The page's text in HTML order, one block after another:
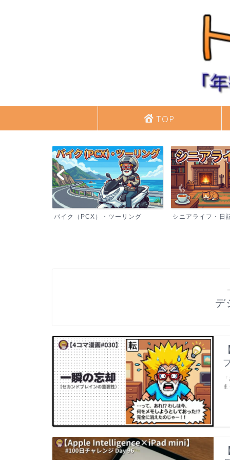
TOP
バイク（PCX）・ツーリング シニアライフ・日
デ